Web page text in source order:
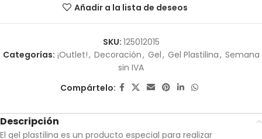
Añadir a la lista de deseos
SKU: 125012015
Categorías: ¡Outlet!, Decoración, Gel, Gel Plastilina, Semana
sin IVA
Compártelo:
Descripción
El gel plastilina es un producto especial para realizar